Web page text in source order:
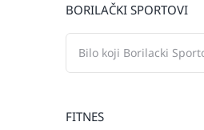
BORILAČKI SPORTOVI
FITNES